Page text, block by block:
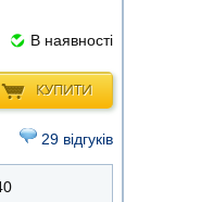
В наявності
КУПИТИ
29 відгуків